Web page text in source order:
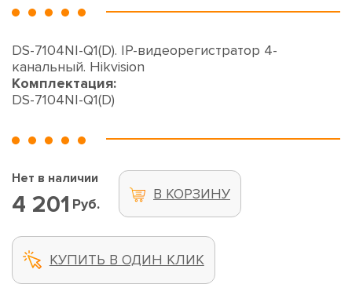
DS-7104NI-Q1(D). IP-видеорегистратор 4-
канальный. Hikvision
Комплектация:
DS-7104NI-Q1(D)
Нет в наличии
4 201 Руб.
В КОРЗИНУ
КУПИТЬ В ОДИН КЛИК